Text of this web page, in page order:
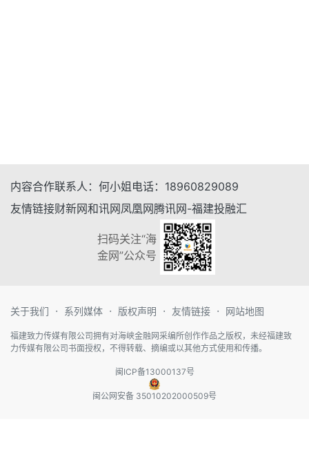
内容合作联系人： 何小姐 电话： 18960829089
友情链接财新网和讯网凤凰网腾讯网-福建投融汇
扫码关注“海
金网”公众号
关于我们 · 系列媒体 · 版权声明 · 友情链接 · 网站地图
福建致力传媒有限公司拥有对海峡金融网采编所创作作品之版权，未经福建致
力传媒有限公司书面授权，不得转载、摘编或以其他方式使用和传播。
闽ICP备13000137号
闽公网安备 35010202000509号